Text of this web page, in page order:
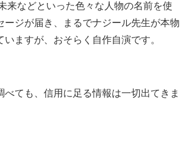
来などといった色々な人物の名前を使
ージが届き、まるでナジール先生が本物
ますが、おそらく自作自演です。
べても、信用に足る情報は一切出てきま